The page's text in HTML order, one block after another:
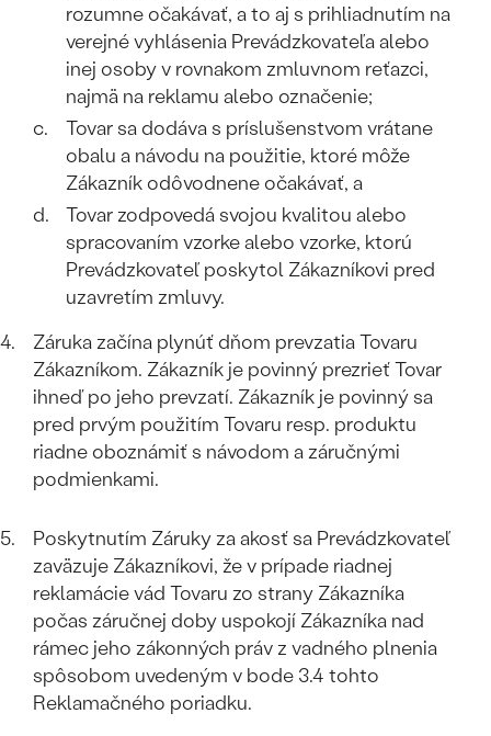
Wave kolekcia
OBJAVIŤ
Bestsellery
OBJAVIŤ
rozumne očakávať, a to aj s prihliadnutím na
verejné vyhlásenia Prevádzkovateľa alebo
inej osoby v rovnakom zmluvnom reťazci,
najmä na reklamu alebo označenie;
Tovar sa dodáva s príslušenstvom vrátane
obalu a návodu na použitie, ktoré môže
Zákazník odôvodnene očakávať, a
Tovar zodpovedá svojou kvalitou alebo
spracovaním vzorke alebo vzorke, ktorú
Prevádzkovateľ poskytol Zákazníkovi pred
uzavretím zmluvy.
Záruka začína plynúť dňom prevzatia Tovaru
Zákazníkom. Zákazník je povinný prezrieť Tovar
ihneď po jeho prevzatí. Zákazník je povinný sa
pred prvým použitím Tovaru resp. produktu
riadne oboznámiť s návodom a záručnými
podmienkami.
Poskytnutím Záruky za akosť sa Prevádzkovateľ
zaväzuje Zákazníkovi, že v prípade riadnej
reklamácie vád Tovaru zo strany Zákazníka
počas záručnej doby uspokojí Zákazníka nad
rámec jeho zákonných práv z vadného plnenia
spôsobom uvedeným v bode 3.4 tohto
Reklamačného poriadku.